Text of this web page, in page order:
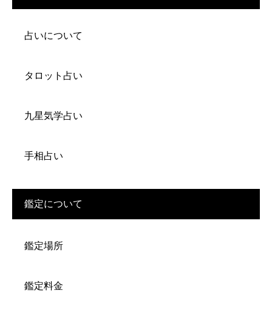
占いについて
タロット占い
九星気学占い
手相占い
鑑定について
鑑定場所
鑑定料金